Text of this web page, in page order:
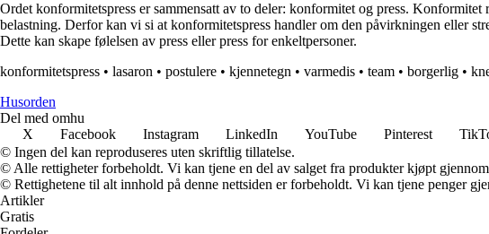
Ordet konformitetspress er sammensatt av to deler: konformitet og press.
belastning. Derfor kan vi si at konformitetspress handler om den påvirkningen eller
Dette kan skape følelsen av press eller press for enkeltpersoner.
konformitetspress • lasaron • postulere • kjennetegn • varmedis • team • borgerlig •
Husorden
Del med omhu
X
Facebook Instagram LinkedIn YouTube Pinterest
© Ingen del kan reproduseres uten skriftlig tillatelse.
© Alle rettigheter forbeholdt. Vi kan tjene en del av salget fra produkter kjøpt
© Rettighetene til alt innhold på denne nettsiden er forbeholdt. Vi kan tjene penger
Artikler
Gratis